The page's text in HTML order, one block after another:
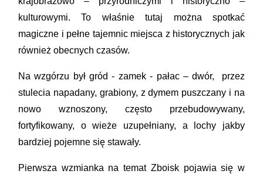
kulturowymi. To właśnie tutaj można spotkać
magiczne i pełne tajemnic miejsca z historycznych jak
również obecnych czasów.
Na wzgórzu był gród - zamek - pałac – dwór, przez
stulecia napadany, grabiony, z dymem puszczany i na
nowo wznoszony, często przebudowywany,
fortyfikowany, o wieże uzupełniany, a lochy jakby
bardziej pojemne się stawały.
Pierwsza wzmianka na temat Zboisk pojawia się w